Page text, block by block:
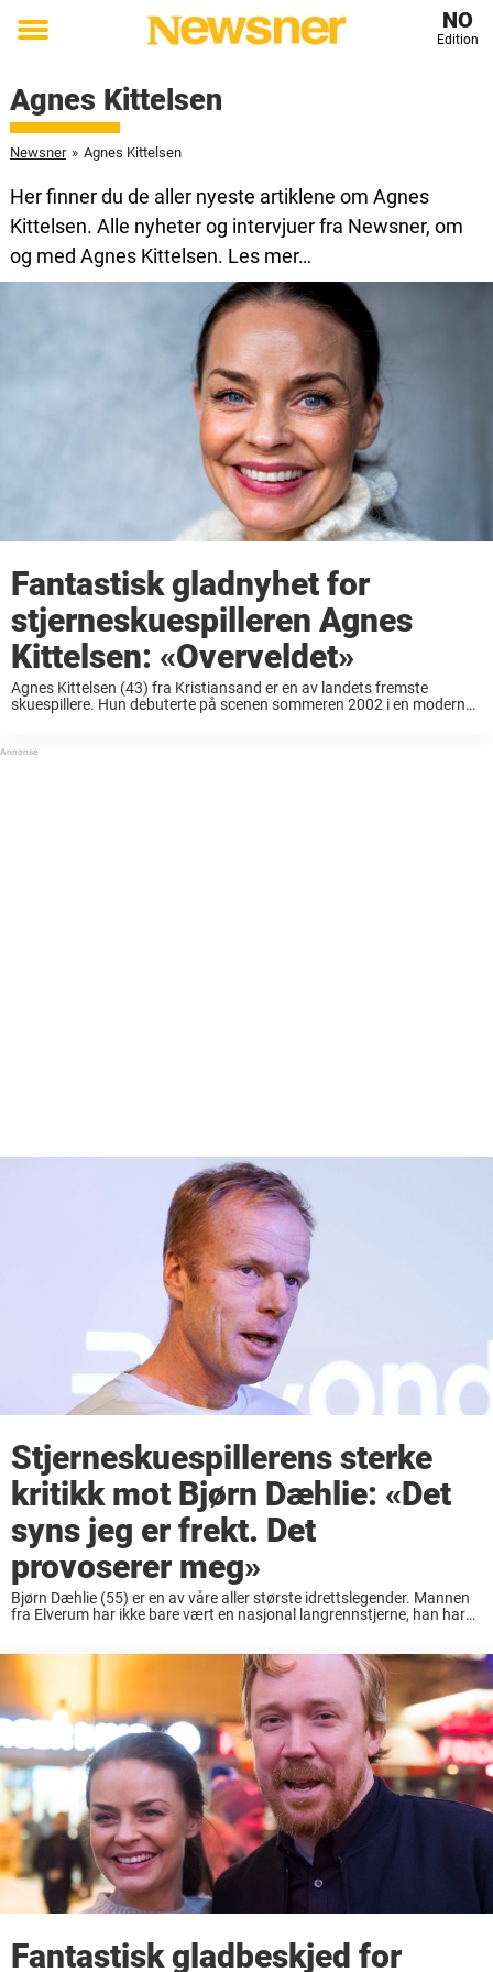
Toggle
NO
Edition
Agnes Kittelsen
Newsner » Agnes Kittelsen
Her finner du de aller nyeste artiklene om Agnes
Kittelsen. Alle nyheter og intervjuer fra Newsner, om
og med Agnes Kittelsen. Les mer…
Fantastisk gladnyhet for
stjerneskuespilleren Agnes
Kittelsen: «Overveldet»
Agnes Kittelsen (43) fra Kristiansand er en av landets fremste
skuespillere. Hun debuterte på scenen sommeren 2002 i en moderne
Stjerneskuespillerens sterke
kritikk mot Bjørn Dæhlie: «Det
syns jeg er frekt. Det
provoserer meg»
Bjørn Dæhlie (55) er en av våre aller største idrettslegender. Mannen
fra Elverum har ikke bare vært en nasjonal langrennstjerne, han har
Fantastisk gladbeskjed for